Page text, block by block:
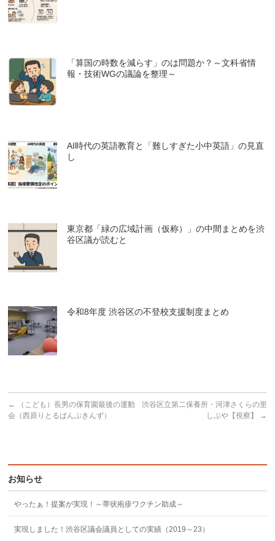
「算国の時数を減らす」のは問題か？～文科省情
報・技術WGの議論を整理～
AI時代の英語教育と「難しすぎた小中英語」の見直
し
東京都「緑の広域計画（仮称）」の中間まとめを渋
谷区議が読むと
令和8年度 渋谷区の不登校支援制度まとめ
←
（こども）長男の保育園最後の運動
会（西原りとるぱんぷきんず）
渋谷区立第二保養所・河津さくらの里
しぶや【視察】
→
お知らせ
やったぁ！提案が実現！～帯状疱疹ワクチン助成～
実現しました！渋谷区議会議員としての実績（2019～23）